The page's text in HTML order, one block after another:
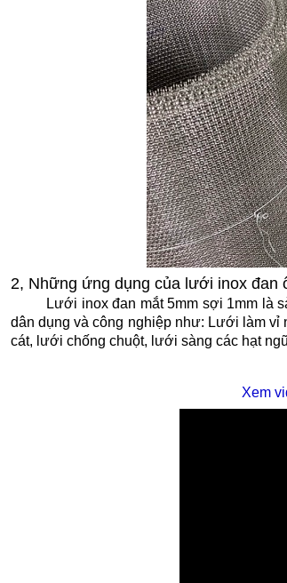
2, Những ứng dụng của lưới inox đan
Lưới inox đan mắt 5mm sợi 1mm là
dân dụng và công nghiệp như: Lưới làm
cát, lưới chống chuột, lưới sàng các hạt
Xem